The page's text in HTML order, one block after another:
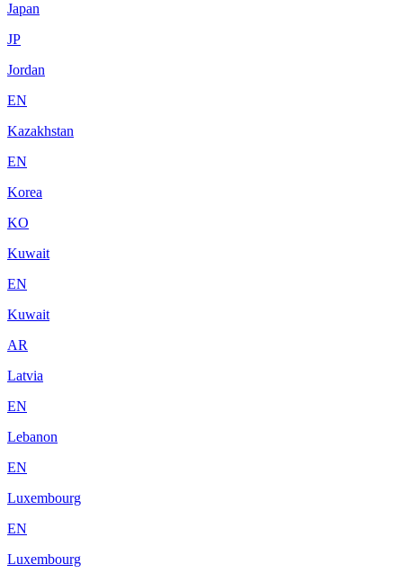
Japan
JP
Jordan
EN
Kazakhstan
EN
Korea
KO
Kuwait
EN
Kuwait
AR
Latvia
EN
Lebanon
EN
Luxembourg
EN
Luxembourg